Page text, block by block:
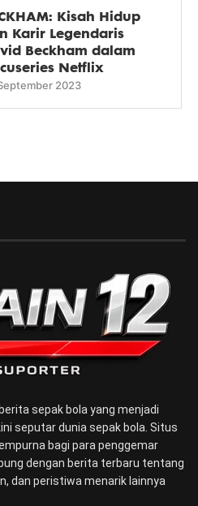
Kisah Hidup
Karir Legendaris
Beckham dalam
Netflix
2023
sepak bola yang menjadi
seputar dunia sepak bola. Situs
bagi para penggemar
dengan berita terbaru tentang
dan peristiwa menarik lainnya